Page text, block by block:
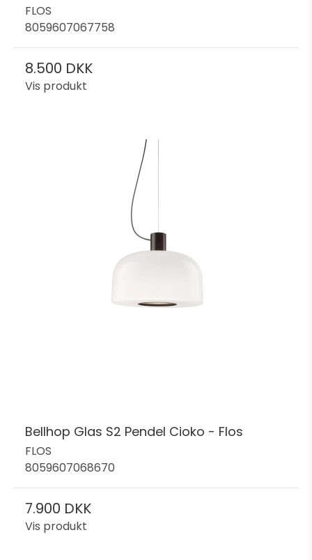
FLOS
8059607067758
8.500 DKK
Vis produkt
Bellhop Glas S2 Pendel Cioko - Flos
FLOS
8059607068670
7.900 DKK
Vis produkt